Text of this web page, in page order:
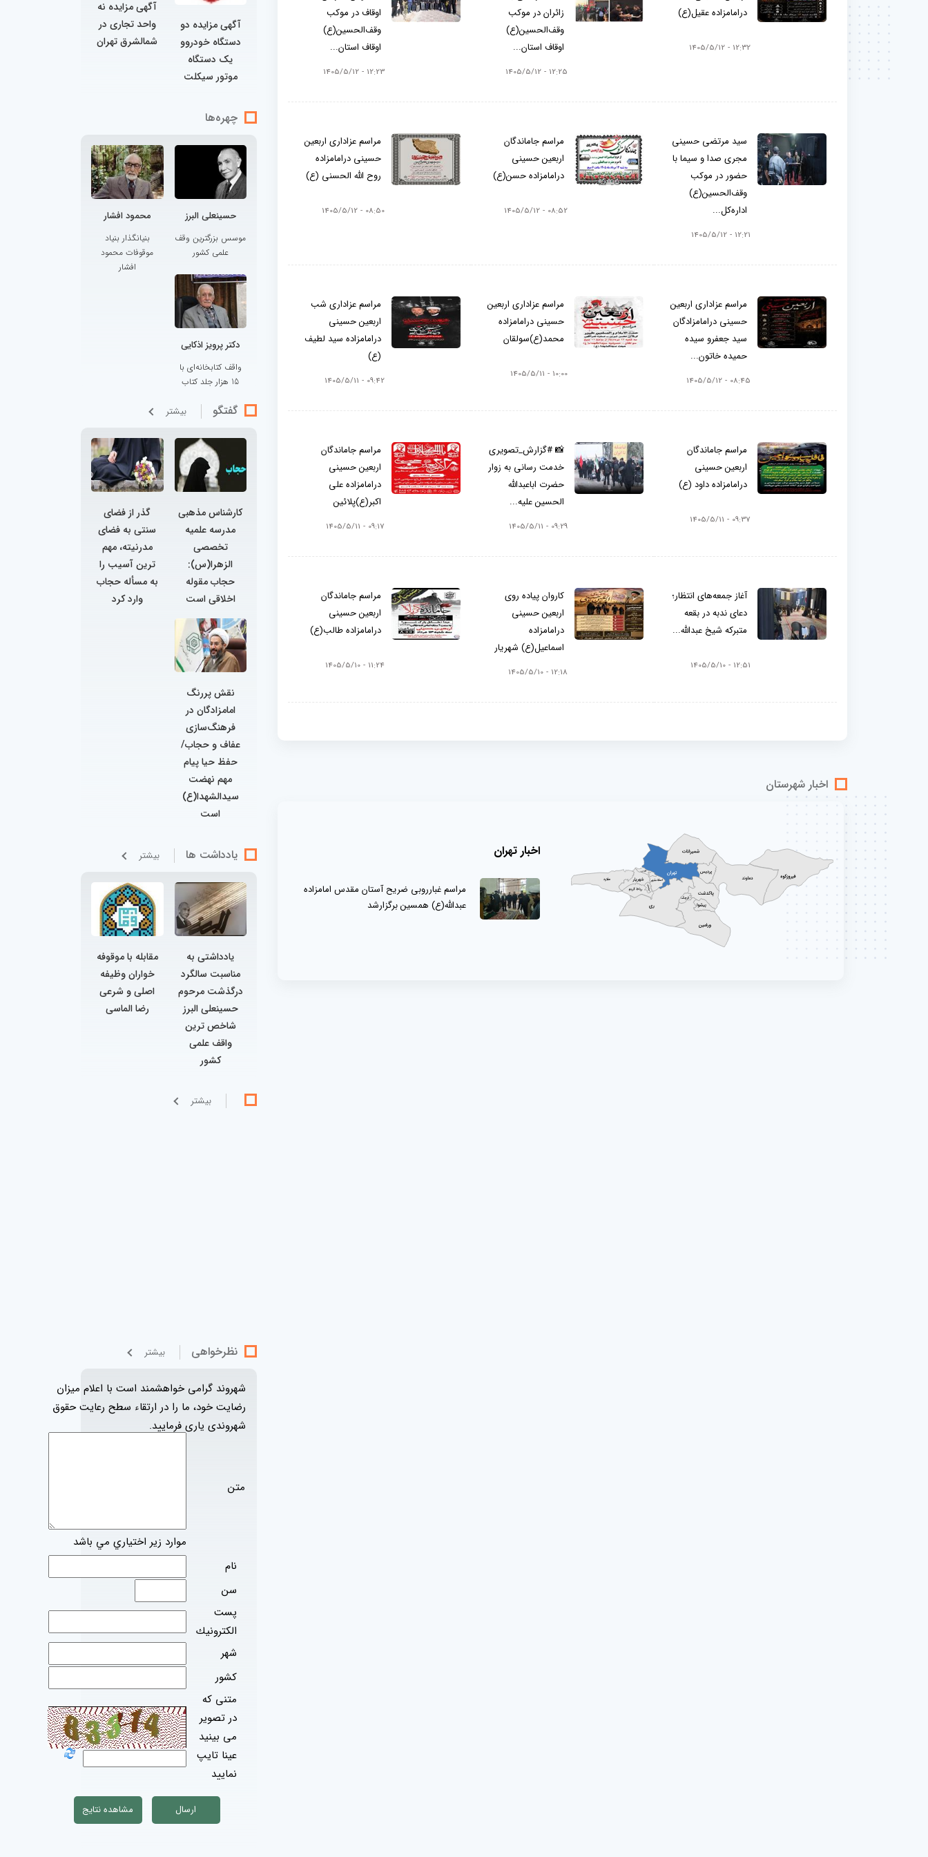
درامامزاده عقیل(ع)
12:32 - 1405/5/12
زائران در موکب
وقف‌الحسین(ع)
اوقاف استان...
12:25 - 1405/5/12
اوقاف در موکب
وقف‌الحسین(ع)
اوقاف استان...
12:23 - 1405/5/12
سید مرتضی حسینی
مجری صدا و سیما با
حضور در موکب
وقف‌الحسین(ع)
اداره‌کل...
12:21 - 1405/5/12
مراسم جاماندگان
اربعین حسینی
درامامزاده حسن(ع)
08:52 - 1405/5/12
مراسم عزاداری اربعین
حسینی درامامزاده
روح الله الحسنی (ع)
08:50 - 1405/5/12
مراسم عزاداری اربعین
حسینی درامامزادگان
سید جعفرو سیده
حمیده خاتون...
08:45 - 1405/5/12
مراسم عزاداری اربعین
حسینی درامامزاده
محمد(ع)سولقان
10:00 - 1405/5/11
مراسم عزاداری شب
اربعین حسینی
درامامزاده سید لطیف
(ع)
09:42 - 1405/5/11
مراسم جاماندگان
اربعین حسینی
درامامزاده داود (ع)
09:37 - 1405/5/11
📸 #گزارش_تصویری
خدمت رسانی به زوار
حضرت اباعبدالله
الحسین علیه...
09:29 - 1405/5/11
مراسم جاماندگان
اربعین حسینی
درامامزاده علی
اکبر(ع)پلائین
09:17 - 1405/5/11
آغاز جمعه‌های انتظار؛
دعای ندبه در بقعه
متبرکه شیخ عبدالله...
12:51 - 1405/5/10
کاروان پیاده روی
اربعین حسینی
درامامزاده
اسماعیل(ع) شهریار
12:18 - 1405/5/10
مراسم جاماندگان
اربعین حسینی
درامامزاده طالب(ع)
11:24 - 1405/5/10
اخبار شهرستان
اخبار تهران
مراسم غبارروبی ضریح آستان مقدس امامزاده
عبدالله(ع) همسین برگزارشد
آگهی مزایده دو
دستگاه خودروو
یک دستگاه
موتور سیکلت
آگهی مزایده نه
واحد تجاری در
شمالشرق تهران
چهره‌ها
حسینعلی البرز
موسس بزرگترین وقف
علمی کشور
محمود افشار
بنیانگذار بنیاد
موقوفات محمود
افشار
دکتر پرویز اذکایی
واقف کتابخانه‌ای با
15 هزار جلد کتاب
گفتگو بيشتر
کارشناس مذهبی
مدرسه علمیه
تخصصی
الزهرا(س):
حجاب مقوله
اخلاقی است
گذر از فضای
سنتی به فضای
مدرنیته، مهم
ترین آسیب را
به مسأله حجاب
وارد کرد
نقش پررنگ
امامزادگان در
فرهنگ‌سازی
عفاف و حجاب/
حفظ حیا پیام
مهم نهضت
سیدالشهدا(ع)
است
یادداشت ها بيشتر
یادداشتی به
مناسبت سالگرد
درگذشت مرحوم
حسینعلی البرز
شاخص ترین
واقف علمی
کشور
مقابله با موقوفه
خواران وظیفه
اصلی و شرعی
رضا الماسی
بيشتر
نظرخواهی بيشتر
شهروند گرامی خواهشمند است با اعلام میزان
رضایت خود، ما را در ارتقاء سطح رعایت حقوق
شهروندی یاری فرمایید.
متن
موارد زير اختياري مي باشد
نام
سن
پست
الكترونيك
شهر
كشور
متنی که
در تصویر
می بینید
عینا تایپ
نمایید